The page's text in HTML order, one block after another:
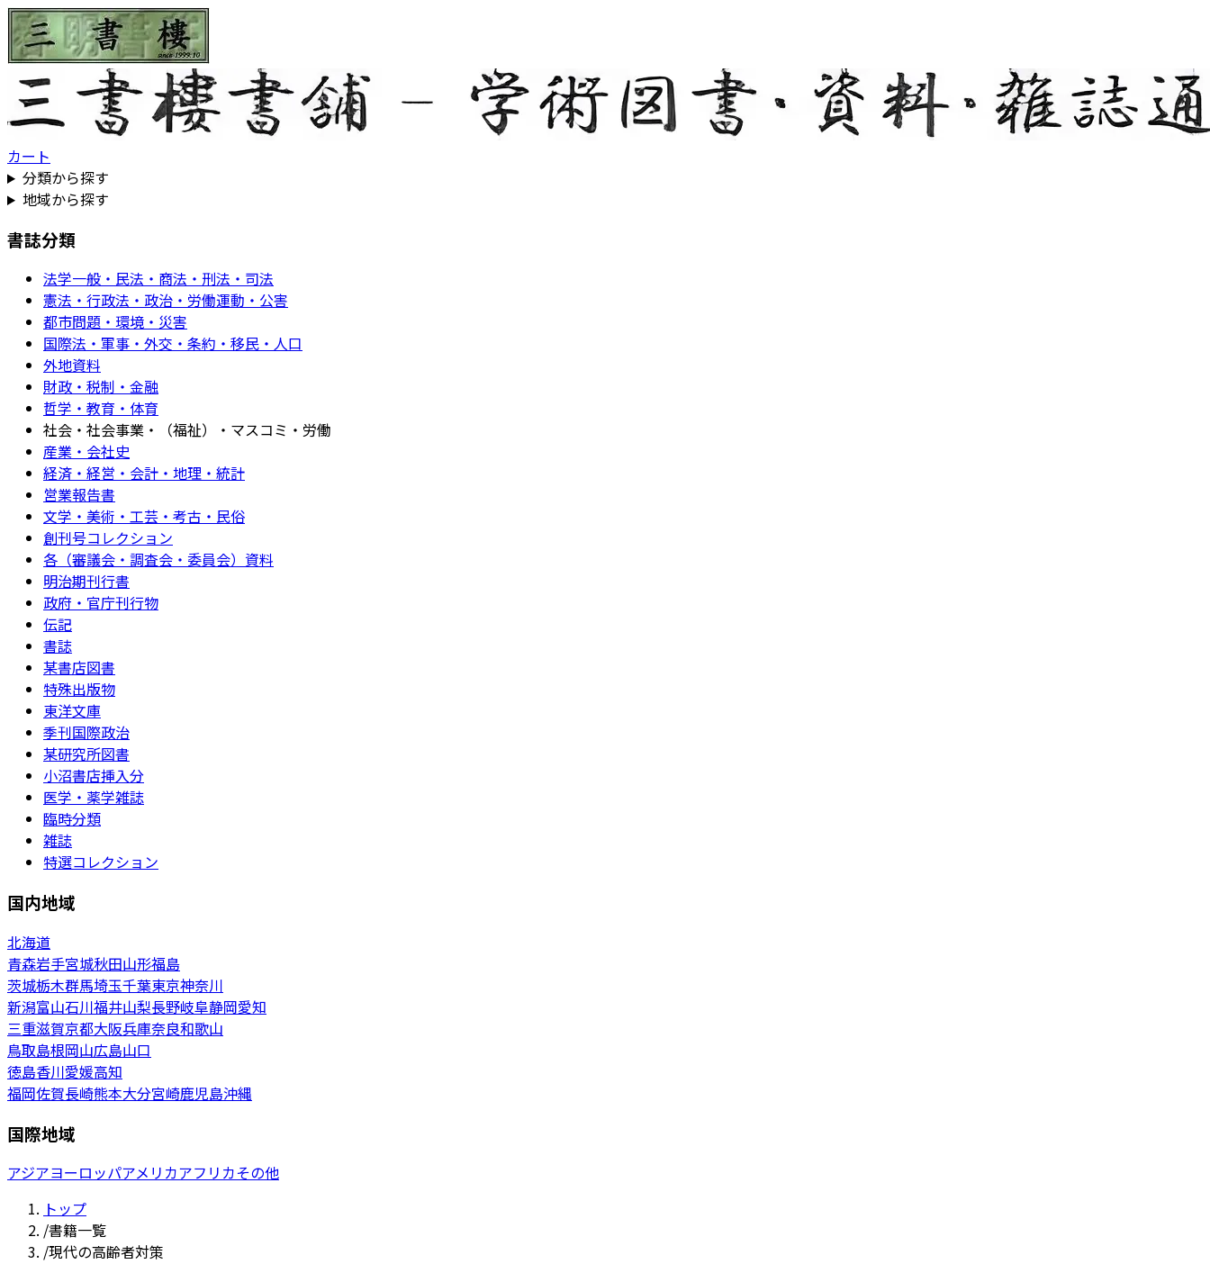
カート
分類から探す
地域から探す
書誌分類
法学一般・民法・商法・刑法・司法
憲法・行政法・政治・労働運動・公害
都市問題・環境・災害
国際法・軍事・外交・条約・移民・人口
外地資料
財政・税制・金融
哲学・教育・体育
社会・社会事業・（福祉）・マスコミ・労働
産業・会社史
経済・経営・会計・地理・統計
営業報告書
文学・美術・工芸・考古・民俗
創刊号コレクション
各（審議会・調査会・委員会）資料
明治期刊行書
政府・官庁刊行物
伝記
書誌
某書店図書
特殊出版物
東洋文庫
季刊国際政治
某研究所図書
小沼書店挿入分
医学・薬学雑誌
臨時分類
雑誌
特選コレクション
国内地域
北海道
青森岩手宮城秋田山形福島
茨城栃木群馬埼玉千葉東京神奈川
新潟富山石川福井山梨長野岐阜静岡愛知
三重滋賀京都大阪兵庫奈良和歌山
鳥取島根岡山広島山口
徳島香川愛媛高知
福岡佐賀長崎熊本大分宮崎鹿児島沖縄
国際地域
アジアヨーロッパアメリカアフリカその他
トップ
/書籍一覧
/現代の高齢者対策